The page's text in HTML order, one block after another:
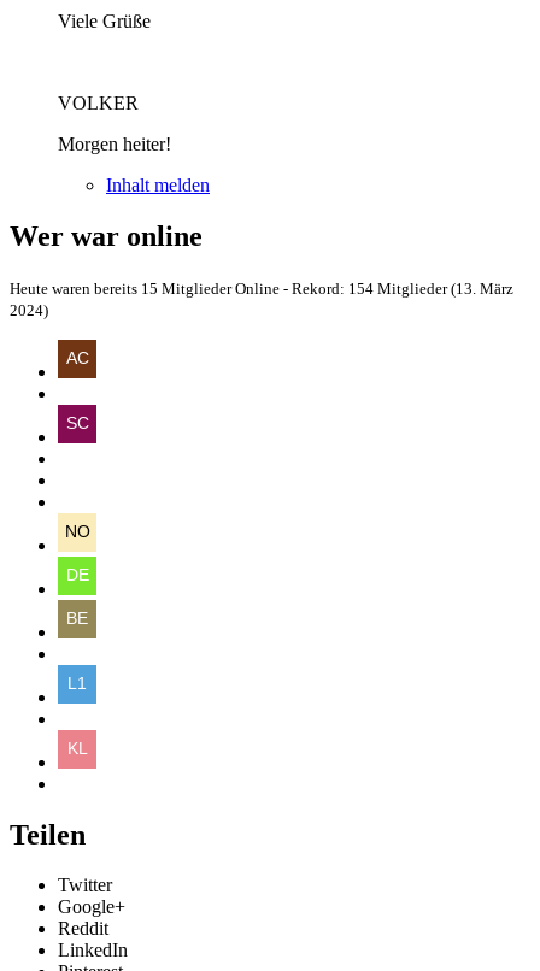
Viele Grüße
VOLKER
Morgen heiter!
Inhalt melden
Wer war online
Heute waren bereits 15 Mitglieder Online - Rekord: 154 Mitglieder (13. März
2024)
Teilen
Twitter
Google+
Reddit
LinkedIn